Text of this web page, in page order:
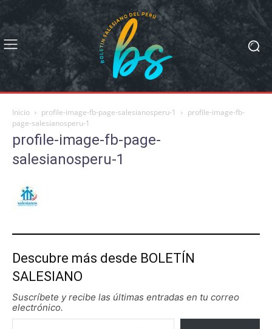
Inicio profile-image-fb-page-salesianosperu-1
profile-image-fb-
page-salesianosperu-1
profile-image-fb-page-
salesianosperu-1
Descubre más desde BOLETÍN
SALESIANO
Suscríbete y recibe las últimas entradas en tu correo
electrónico.
Escribe tu correo electrónico…